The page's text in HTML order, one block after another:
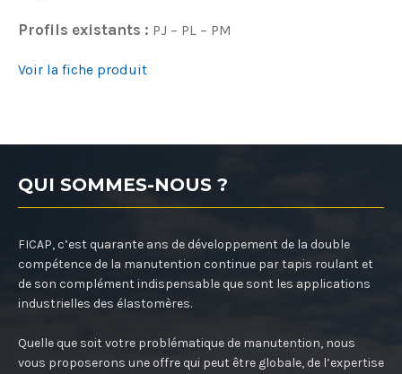
Profils existants : PJ – PL – PM
Voir la fiche produit
QUI SOMMES-NOUS ?
FICAP, c’est quarante ans de développement de la double
compétence de la manutention continue par tapis roulant et
de son complément indispensable que sont les applications
industrielles des élastomères.
Quelle que soit votre problématique de manutention, nous
vous proposerons une offre qui peut être globale, de l’expertise